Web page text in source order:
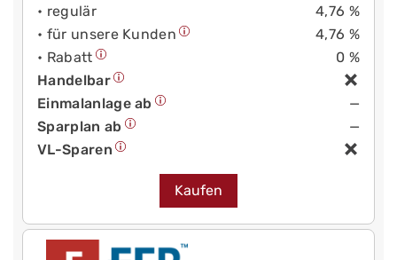
• regulär
4,76 %
• für unsere Kunden
4,76 %
• Rabatt
0 %
Handelbar
Einmalanlage ab
—
Sparplan ab
—
VL-Sparen
Kaufen